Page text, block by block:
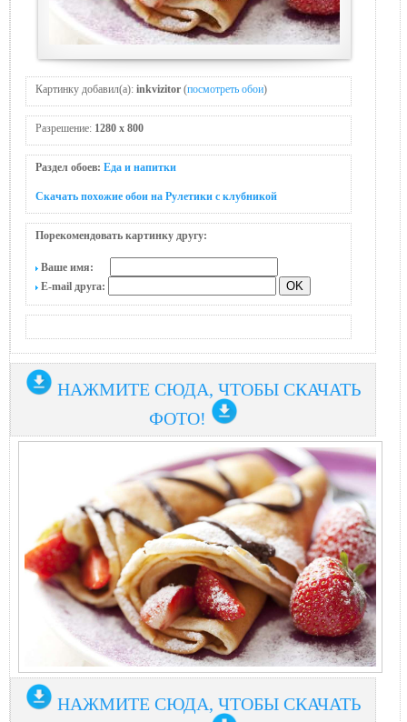
Картинку добавил(а): inkvizitor (посмотреть обои)
Разрешение: 1280 x 800
Раздел обоев: Еда и напитки
Скачать похожие обои на Рулетики с клубникой
Порекомендовать картинку другу:
Ваше имя:
E-mail друга:
НАЖМИТЕ СЮДА, ЧТОБЫ СКАЧАТЬ
ФОТО!
НАЖМИТЕ СЮДА, ЧТОБЫ СКАЧАТЬ